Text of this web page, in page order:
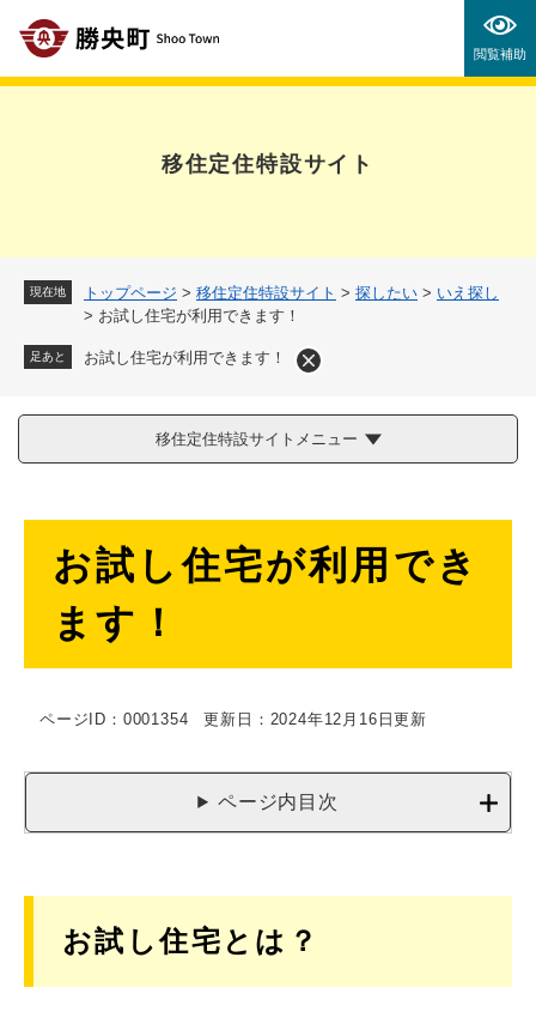
の
閲覧補助
移住定住特設サイト
現在地 トップページ > 移住定住特設サイト > 探したい > いえ探し
> お試し住宅が利用できます！
足あと お試し住宅が利用できます！
移住定住特設サイトメニュー
お試し住宅が利用でき
ます！
ページID：0001354 更新日：2024年12月16日更新
ページ内目次
お試し住宅とは？